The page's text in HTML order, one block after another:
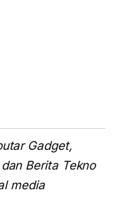
Gadget,
Berita Tekno
media